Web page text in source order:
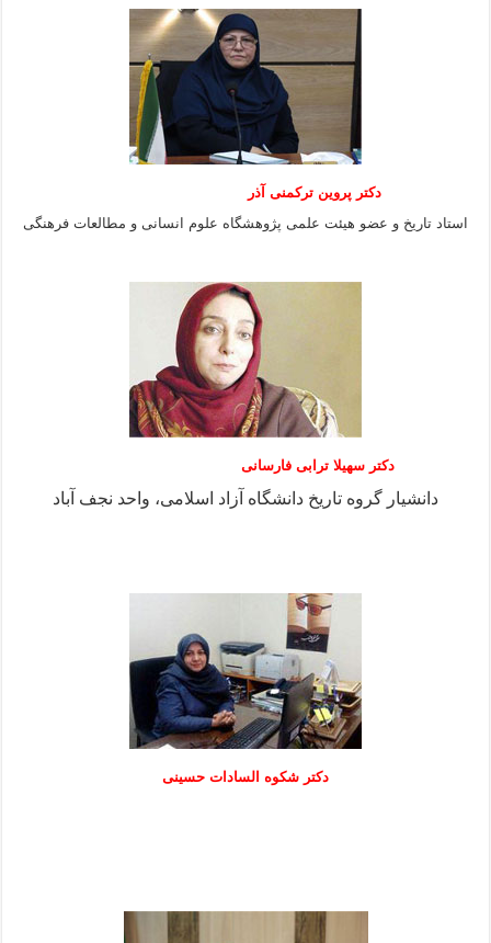
دکتر پروین ترکمنی آذر
استاد تاریخ و عضو هیئت علمی پژوهشگاه علوم انسانی و مطالعات فرهنگى
دکتر سهیلا ترابی فارسانی
دانشیار گروه تاریخ دانشگاه آزاد اسلامی، واحد نجف آباد
دكتر شكوه السادات حسينی